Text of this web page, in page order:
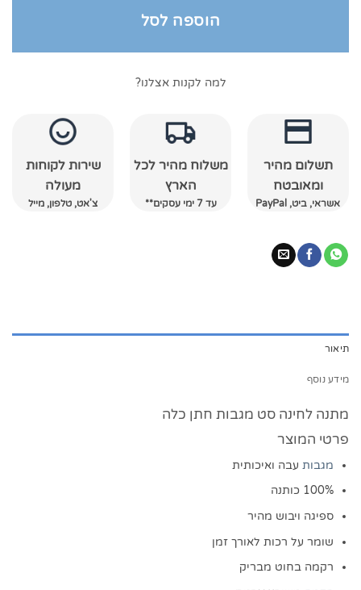
הוספה לסל
למה לקנות אצלנו?
תשלום מהיר
ומאובטח
אשראי, ביט, PayPal
משלוח מהיר לכל
הארץ
עד 7 ימי עסקים**
שירות לקוחות
מעולה
צ'אט, טלפון, מייל
תיאור
מידע נוסף
מתנה לחינה סט מגבות חתן כלה
פרטי המוצר
מגבותעבה ואיכותית
100% כותנה
ספיגה ויבוש מהיר
שומר על רכות לאורך זמן
רקמה בחוט מבריק